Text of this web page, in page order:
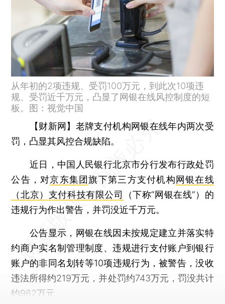
从年初的2项违规、受罚100万元，到此次10项违
规、受罚近千万元，凸显了网银在线风控制度的短
板。图：视觉中国
【财新网】 老牌支付机构网银在线年内两次受
罚，凸显其风控合规缺陷。
近日，中国人民银行北京市分行发布行政处罚
公告，对京东集团旗下第三方支付机构网银在线
（北京）支付科技有限公司
（下称“网银在线”）的
违规行为作出警告，并罚没近千万元。
公告显示，网银在线因未按规定建立并落实特
约商户实名制管理制度、违规进行支付账户到银行
账户的非同名划转等10项违规行为，被警告，没收
违法所得约219万元，并处罚约743万元，罚没共计
约962万元。